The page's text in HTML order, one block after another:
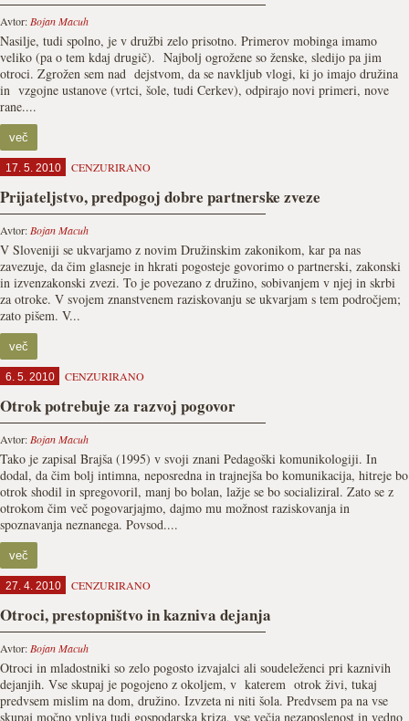
Avtor: Bojan Macuh
Nasilje, tudi spolno, je v družbi zelo prisotno. Primerov mobinga imamo
veliko (pa o tem kdaj drugič). Najbolj ogrožene so ženske, sledijo pa jim
otroci. Zgrožen sem nad dejstvom, da se navkljub vlogi, ki jo imajo družina
in vzgojne ustanove (vrtci, šole, tudi Cerkev), odpirajo novi primeri, nove
rane....
več
17. 5. 2010 CENZURIRANO
Prijateljstvo, predpogoj dobre partnerske zveze
Avtor: Bojan Macuh
V Sloveniji se ukvarjamo z novim Družinskim zakonikom, kar pa nas
zavezuje, da čim glasneje in hkrati pogosteje govorimo o partnerski, zakonski
in izvenzakonski zvezi. To je povezano z družino, sobivanjem v njej in skrbi
za otroke. V svojem znanstvenem raziskovanju se ukvarjam s tem področjem;
zato pišem. V...
več
6. 5. 2010 CENZURIRANO
Otrok potrebuje za razvoj pogovor
Avtor: Bojan Macuh
Tako je zapisal Brajša (1995) v svoji znani Pedagoški komunikologiji. In
dodal, da čim bolj intimna, neposredna in trajnejša bo komunikacija, hitreje bo
otrok shodil in spregovoril, manj bo bolan, lažje se bo socializiral. Zato se z
otrokom čim več pogovarjajmo, dajmo mu možnost raziskovanja in
spoznavanja neznanega. Povsod....
več
27. 4. 2010 CENZURIRANO
Otroci, prestopništvo in kazniva dejanja
Avtor: Bojan Macuh
Otroci in mladostniki so zelo pogosto izvajalci ali soudeleženci pri kaznivih
dejanjih. Vse skupaj je pogojeno z okoljem, v katerem otrok živi, tukaj
predvsem mislim na dom, družino. Izvzeta ni niti šola. Predvsem pa na vse
skupaj močno vpliva tudi gospodarska kriza, vse večja nezaposlenost in vedno